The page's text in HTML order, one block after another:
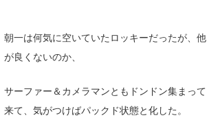
朝一は何気に空いていたロッキーだったが、他
が良くないのか、
サーファー＆カメラマンともドンドン集まって
来て、気がつけばパックド状態と化した。